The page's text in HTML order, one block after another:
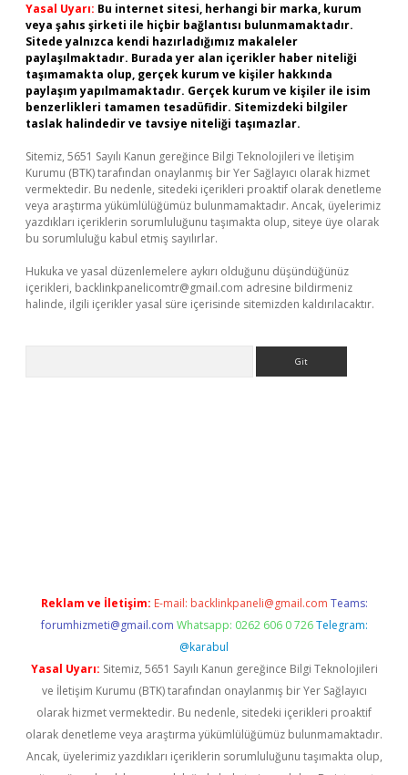
Yasal Uyarı: Bu internet sitesi, herhangi bir marka, kurum
veya şahıs şirketi ile hiçbir bağlantısı bulunmamaktadır.
Sitede yalnızca kendi hazırladığımız makaleler
paylaşılmaktadır. Burada yer alan içerikler haber niteliği
taşımamakta olup, gerçek kurum ve kişiler hakkında
paylaşım yapılmamaktadır. Gerçek kurum ve kişiler ile isim
benzerlikleri tamamen tesadüfidir. Sitemizdeki bilgiler
taslak halindedir ve tavsiye niteliği taşımazlar.
Sitemiz, 5651 Sayılı Kanun gereğince Bilgi Teknolojileri ve İletişim
Kurumu (BTK) tarafından onaylanmış bir Yer Sağlayıcı olarak hizmet
vermektedir. Bu nedenle, sitedeki içerikleri proaktif olarak denetleme
veya araştırma yükümlülüğümüz bulunmamaktadır. Ancak, üyelerimiz
yazdıkları içeriklerin sorumluluğunu taşımakta olup, siteye üye olarak
bu sorumluluğu kabul etmiş sayılırlar.
Hukuka ve yasal düzenlemelere aykırı olduğunu düşündüğünüz
içerikleri, backlinkpanelicomtr@gmail.com adresine bildirmeniz
halinde, ilgili içerikler yasal süre içerisinde sitemizden kaldırılacaktır.
Reklam ve İletişim: E-mail: backlinkpaneli@gmail.com Teams:
forumhizmeti@gmail.com Whatsapp: 0262 606 0 726 Telegram:
@karabul
Yasal Uyarı: Sitemiz, 5651 Sayılı Kanun gereğince Bilgi Teknolojileri
ve İletişim Kurumu (BTK) tarafından onaylanmış bir Yer Sağlayıcı
olarak hizmet vermektedir. Bu nedenle, sitedeki içerikleri proaktif
olarak denetleme veya araştırma yükümlülüğümüz bulunmamaktadır.
Ancak, üyelerimiz yazdıkları içeriklerin sorumluluğunu taşımakta olup,